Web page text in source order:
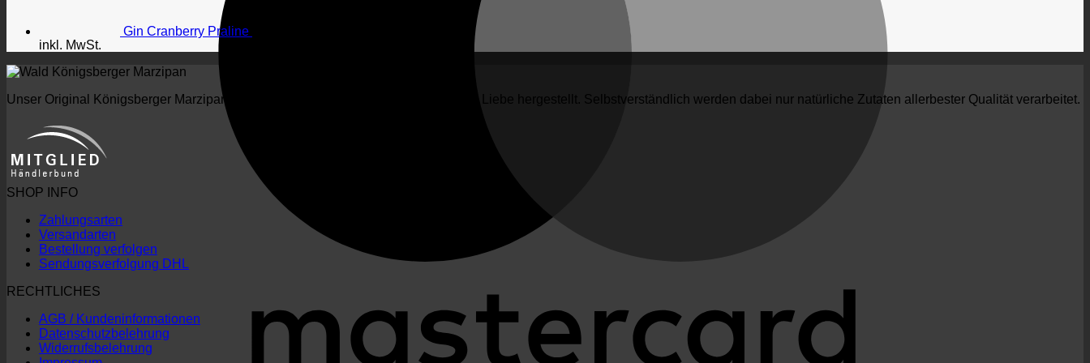
Gin Cranberry Praline
inkl. MwSt.
Unser Original Königsberger Marzipan wird nach alter Tradition, von Hand, mit viel Liebe hergestellt. Selbstverständlich werden dabei nur natürliche Zutaten allerbester Qualität verarbeitet.
SHOP INFO
Zahlungsarten
Versandarten
Bestellung verfolgen
Sendungsverfolgung DHL
RECHTLICHES
AGB / Kundeninformationen
Datenschutzbelehrung
Widerrufsbelehrung